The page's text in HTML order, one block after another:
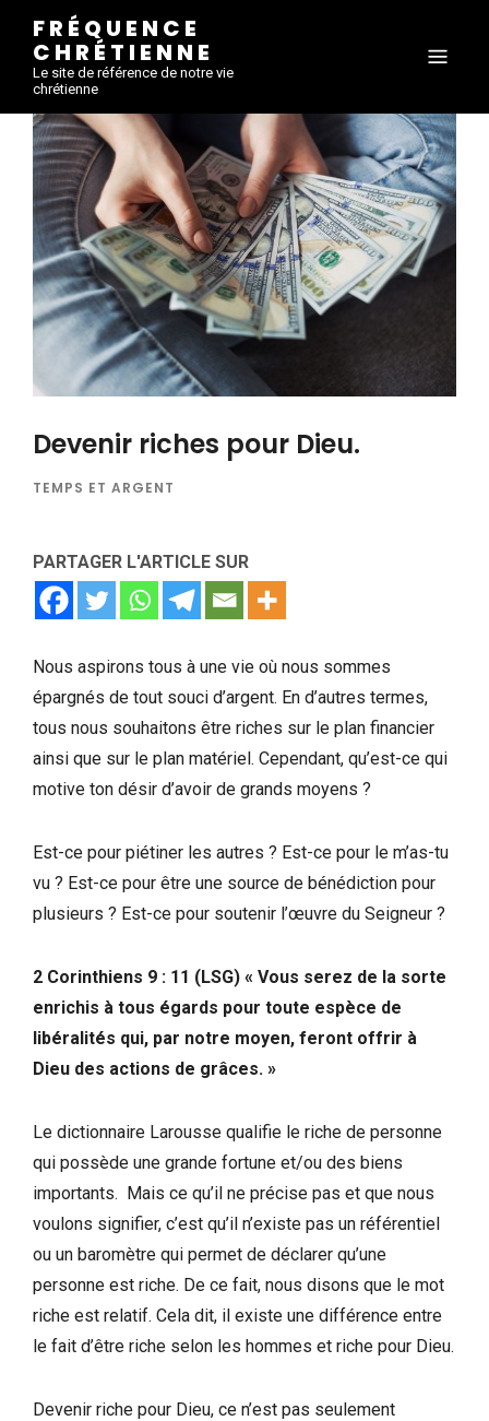
FRÉQUENCE
CHRÉTIENNE
Le site de référence de notre vie
chrétienne
Devenir riches pour Dieu.
TEMPS ET ARGENT
PARTAGER L'ARTICLE SUR
Nous aspirons tous à une vie où nous sommes
épargnés de tout souci d’argent. En d’autres termes,
tous nous souhaitons être riches sur le plan financier
ainsi que sur le plan matériel. Cependant, qu’est-ce qui
motive ton désir d’avoir de grands moyens ?
Est-ce pour piétiner les autres ? Est-ce pour le m’as-tu
vu ? Est-ce pour être une source de bénédiction pour
plusieurs ? Est-ce pour soutenir l’œuvre du Seigneur ?
2 Corinthiens 9 : 11 (LSG) « Vous serez de la sorte
enrichis à tous égards pour toute espèce de
libéralités qui, par notre moyen, feront offrir à
Dieu des actions de grâces. »
Le dictionnaire Larousse qualifie le riche de personne
qui possède une grande fortune et/ou des biens
importants. Mais ce qu’il ne précise pas et que nous
voulons signifier, c’est qu’il n’existe pas un référentiel
ou un baromètre qui permet de déclarer qu’une
personne est riche. De ce fait, nous disons que le mot
riche est relatif. Cela dit, il existe une différence entre
le fait d’être riche selon les hommes et riche pour Dieu.
Devenir riche pour Dieu, ce n’est pas seulement